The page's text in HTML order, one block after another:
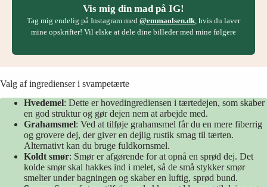
Vis mig din mad på IG!
Tag mig endelig på Instagram med @emmaolsen.dk , hvis du laver
mine opskrifter! Vil elske at dele dine billeder med mine følgere
Valg af ingredienser i svampetærte
Hvedemel: Dette er hovedingrediensen i tærtedejen, som skaber
en god struktur og gør dejen nem at arbejde med.
Grahamsmel: Ved at tilføje grahamsmel får du en mere fiberrig
og grovere dej, der giver en dejlig rustik smag til tærten.
Alternativt kan du bruge fuldkornsmel.
Koldt smør: Smør er afgørende for at opnå en sprød dej. Det
kolde smør skal hakkes ind i melet, så de små stykker smør
smelter under bagningen og skaber en luftig, sprød bund.